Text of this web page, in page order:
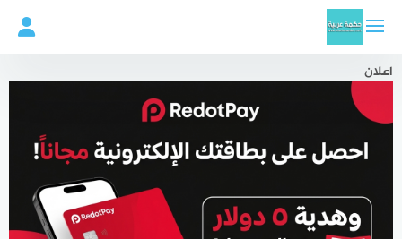
المحتوى
اعلان